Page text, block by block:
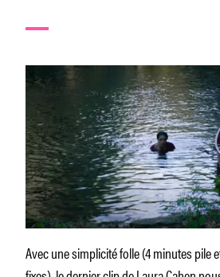
Avec une simplicité folle (4 minutes pile